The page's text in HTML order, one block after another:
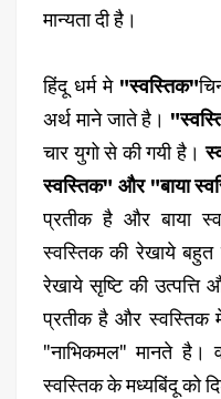
मान्यता दी है।
हिंदू धर्म मे "स्वस्तिक"
अर्थ माने जाते है।
चार युगो से की गयी है।
स्वस्तिक" और "बाया
प्रतीक है और बाया
स्वस्तिक की रेखाये बहुत
रेखाये सृष्टि की
प्रतीक है और स्वस्तिक
"नाभिकमल" मानते है।
स्वस्तिक के मध्यबिंदू को